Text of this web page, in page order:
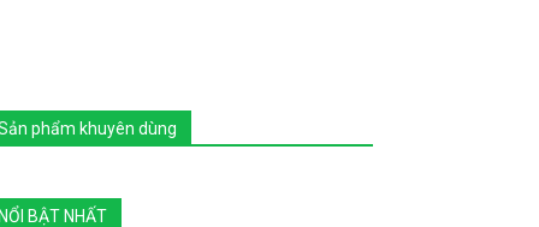
phẩm khuyên dùng
NỔI BẬT NHẤT